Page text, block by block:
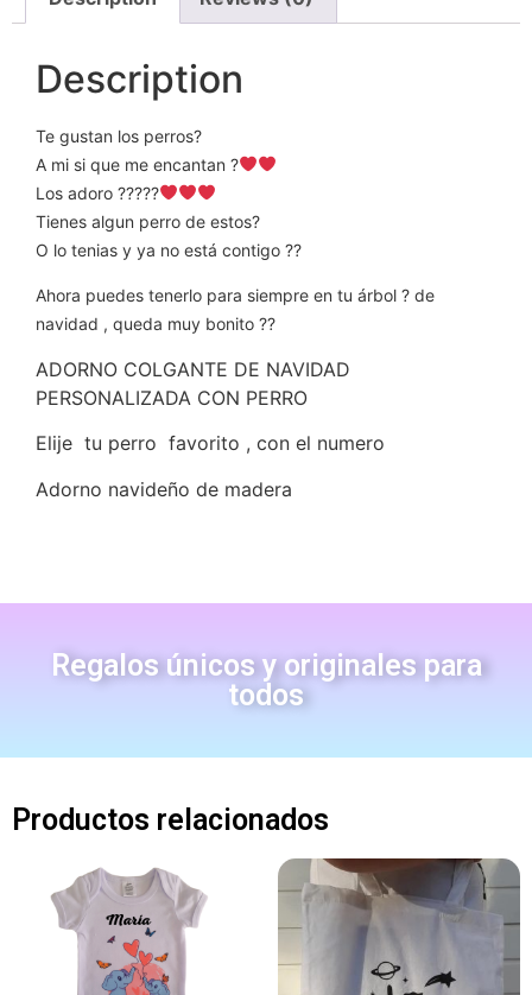
Description
Te gustan los perros?
A mi si que me encantan ?
Los adoro ?????
Tienes algun perro de estos?
O lo tenias y ya no está contigo ??
Ahora puedes tenerlo para siempre en tu árbol ? de
navidad , queda muy bonito ??
ADORNO COLGANTE DE NAVIDAD
PERSONALIZADA CON PERRO
Elije tu perro favorito , con el numero
Adorno navideño de madera
Regalos únicos y originales para
todos
Productos relacionados